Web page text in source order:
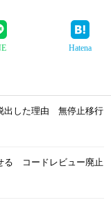
Hatena
出した理由 無停止移行
る コードレビュー廃止